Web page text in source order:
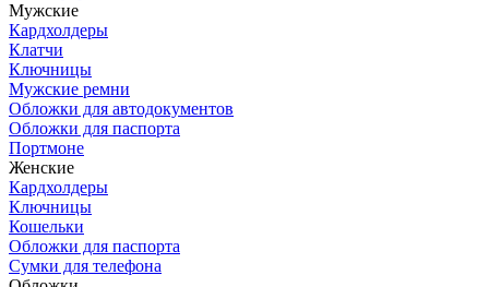
Мужские
Кардхолдеры
Клатчи
Ключницы
Мужские ремни
Обложки для автодокументов
Обложки для паспорта
Портмоне
Женские
Кардхолдеры
Ключницы
Кошельки
Обложки для паспорта
Сумки для телефона